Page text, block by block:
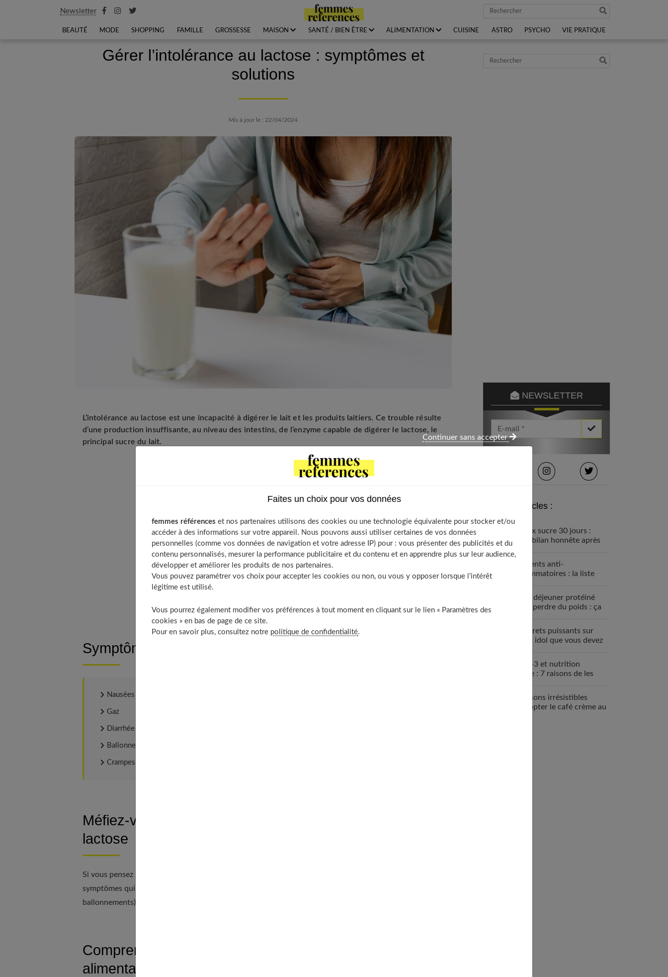
Newsletter Rechercher
BEAUTÉ MODE SHOPPING FAMILLE GROSSESSE MAISON SANTÉ / BIEN ÊTRE ALIMENTATION CUISINE ASTRO PSYCHO VIE PRATIQUE
Gérer l’intolérance au lactose : symptômes et
solutions
Mis à jour le : 22/04/2024
L’intolérance au lactose est une incapacité à digérer le lait et les produits laitiers. Ce trouble résulte
d’une production insuffisante, au niveau des intestins, de l’enzyme capable de digérer le lactose, le
principal sucre du lait.
Symptômes de l’intolérance au lactose
Méfiez-vous des symptômes d’une intolérance au lactose
Comprendre et gérer les autres intolérances alimentaires
Bien regarder la composition de votre alimentation
Intolérance au lactose : changez les recettes !
Trouvez la solution à votre intolérance
À découvrir aussi
Symptômes de l’intolérance au lactose
Nausées
Gaz
Diarrhée
Ballonnements
Crampes
Méfiez-vous des symptômes d’une intolérance au
lactose
Si vous pensez souffrir d'une intolérance au lactose, réfléchissez bien. Même si vous présentez les
symptômes qui accompagnent généralement cette réaction (nausées, crampes, diarrhée et
ballonnements), vous pourriez en réalité souffrir d'une toute autre affection.
Comprendre et gérer les autres intolérances
alimentaires
Rechercher
NEWSLETTER
Votre Email *
Derniers articles :
Détox sucre 30 jours :
mon bilan honnête après
Aliments anti-
inflammatoires : la liste
Petit déjeuner protéiné
pour perdre du poids : ça
7 secrets puissants sur
black idol que vous devez
Oméga-3 et nutrition
sportive : 7 raisons de les
7 raisons irrésistibles
d’adopter le café crème au
Faites un choix pour vos données
femmes références et nos partenaires utilisons des cookies ou une technologie équivalente pour stocker et/ou
accéder à des informations sur votre appareil. Nous pouvons aussi utiliser certaines de vos données
personnelles (comme vos données de navigation et votre adresse IP) pour : vous présenter des publicités et du
contenu personnalisés, mesurer la performance publicitaire et du contenu et en apprendre plus sur leur audience,
développer et améliorer les produits de nos partenaires.
Vous pouvez paramétrer vos choix pour accepter les cookies ou non, ou vous y opposer lorsque l’intérêt
légitime est utilisé.
Vous pourrez également modifier vos préférences à tout moment en cliquant sur le lien « Paramètres des
cookies » en bas de page de ce site.
Pour en savoir plus, consultez notre politique de confidentialité.
Continuer sans accepter